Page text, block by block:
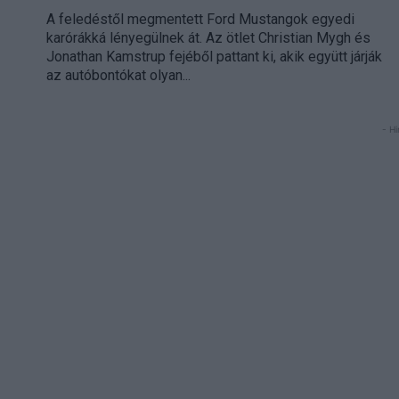
A feledéstől megmentett Ford Mustangok egyedi
karórákká lényegülnek át. Az ötlet Christian Mygh és
Jonathan Kamstrup fejéből pattant ki, akik együtt járják
az autóbontókat olyan...
-